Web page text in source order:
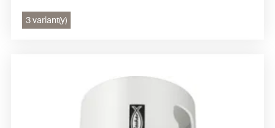
3 variant(y)